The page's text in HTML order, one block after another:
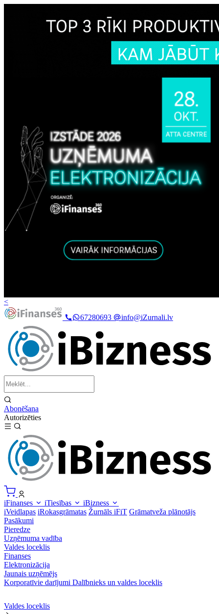
<
67280693
info@iZurnali.lv
Abonēšana
Autorizēties
iFinanses iTiesības
iBizness
iVeidlapas iRokasgrāmatas Žurnāls iFiT Grāmatveža plānotājs
Pasākumi
Pieredze
Uzņēmuma vadība
Valdes loceklis
Finanses
Elektronizācija
Jaunais uzņēmējs
Korporatīvie darījumi Dalībnieks un valdes loceklis
Valdes loceklis